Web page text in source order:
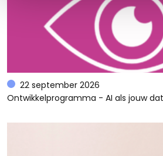
22 september 2026
Ontwikkelprogramma - AI als jouw